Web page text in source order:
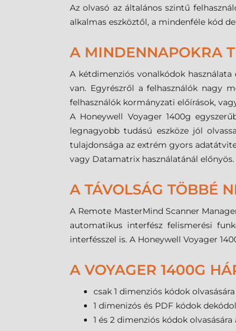
Az olvasó az általános szintű
alkalmas eszköztől, a mindenféle kód
A MINDENNAPOKRA
A kétdimenziós vonalkódok
van. Egyrészről a felhasználók nagy
felhasználók kormányzati előírások,
A Honeywell Voyager 1400g
legnagyobb tudású eszköze jól
tulajdonsága az extrém gyors
vagy Datamatrix használatánál előnyös.
A TÁVOLSÁG TÖBBÉ
A Remote MasterMind Scanner
automatikus interfész felismerési
interfésszel is. A Honeywell Voyager
A VOYAGER 1400G
csak 1 dimenziós kódok
1 dimenizós és PDF kódok
1 és 2 dimenziós kódok olvasására